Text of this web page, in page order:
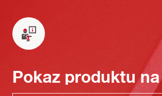
Pokaz produktu